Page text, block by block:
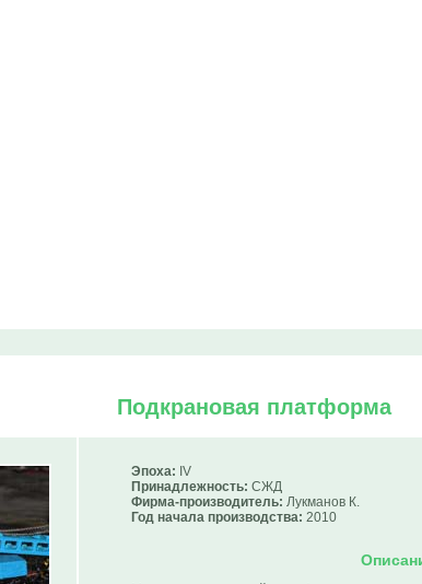
Подкрановая платформа
Эпоха: IV
Принадлежность: СЖД
Фирма-производитель: Лукманов К.
Год начала производства: 2010